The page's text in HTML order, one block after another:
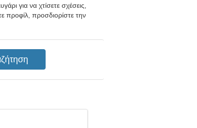
για να χτίσετε σχέσεις,
προφίλ, προσδιορίστε την